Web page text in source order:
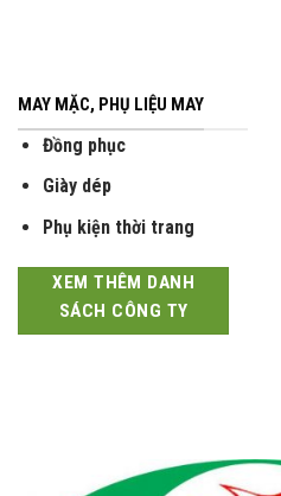
MAY MẶC, PHỤ LIỆU MAY
Đồng phục
Giày dép
Phụ kiện thời trang
XEM THÊM DANH
SÁCH CÔNG TY